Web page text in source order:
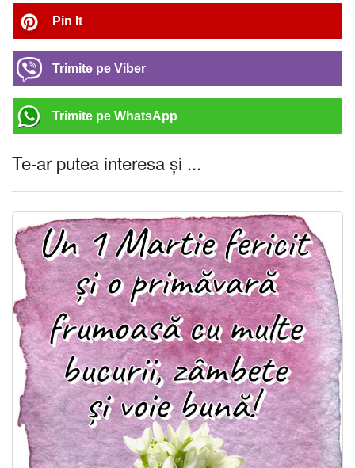
Pin It
Trimite pe Viber
Trimite pe WhatsApp
Te-ar putea interesa și ...